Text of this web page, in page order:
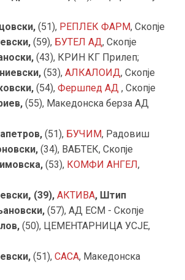
(51), РЕПЛЕК ФАРМ, Скопје
(59), БУТЕЛ АД, Скопје
(43), КРИН КГ Прилеп;
, (53), АЛКАЛОИД, Скопје
(54), Фершпед АД , Скопје
, (55), Македонска берза АД
(51), БУЧИМ, Радовиш
(34), ВАБТЕК, Скопје
(53), КОМФИ АНГЕЛ,
, (39), АКТИВА, Штип
, (57), АД ЕСМ - Скопје
, (50), ЦЕМЕНТАРНИЦА УСЈЕ,
(51), САСА, Македонска